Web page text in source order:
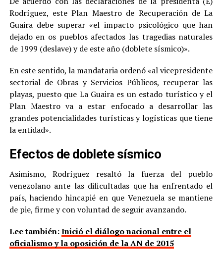
Rodríguez, este Plan Maestro de Recuperación de La
Guaira debe superar «el impacto psicológico que han
dejado en os pueblos afectados las tragedias naturales
de 1999 (deslave) y de este año (doblete sísmico)».
En este sentido, la mandataria ordenó «al vicepresidente
sectorial de Obras y Servicios Públicos, recuperar las
playas, puesto que La Guaira es un estado turístico y el
Plan Maestro va a estar enfocado a desarrollar las
grandes potencialidades turísticas y logísticas que tiene
la entidad».
Efectos de doblete sísmico
Asimismo, Rodríguez resaltó la fuerza del pueblo
venezolano ante las dificultadas que ha enfrentado el
país, haciendo hincapié en que Venezuela se mantiene
de pie, firme y con voluntad de seguir avanzando.
Lee también:Inició el diálogo nacional entre el
oficialismo y la oposición de la AN de 2015